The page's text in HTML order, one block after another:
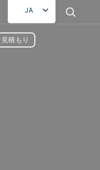
JA
EN
FR
積もり